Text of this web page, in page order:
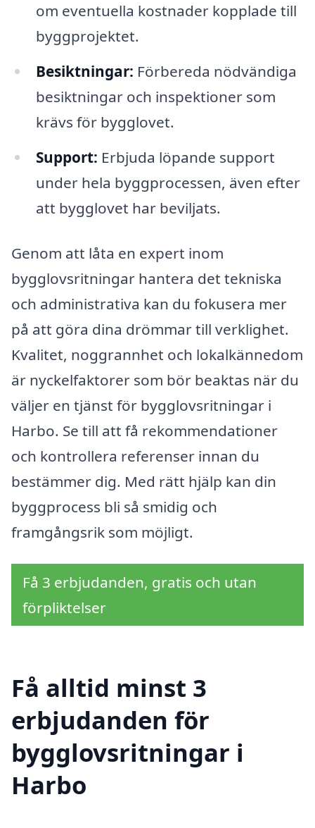
om eventuella kostnader kopplade till
byggprojektet.
Besiktningar: Förbereda nödvändiga
besiktningar och inspektioner som
krävs för bygglovet.
Support: Erbjuda löpande support
under hela byggprocessen, även efter
att bygglovet har beviljats.
Genom att låta en expert inom
bygglovsritningar hantera det tekniska
och administrativa kan du fokusera mer
på att göra dina drömmar till verklighet.
Kvalitet, noggrannhet och lokalkännedom
är nyckelfaktorer som bör beaktas när du
väljer en tjänst för bygglovsritningar i
Harbo. Se till att få rekommendationer
och kontrollera referenser innan du
bestämmer dig. Med rätt hjälp kan din
byggprocess bli så smidig och
framgångsrik som möjligt.
Få 3 erbjudanden, gratis och utan
förpliktelser
Få alltid minst 3
erbjudanden för
bygglovsritningar i
Harbo